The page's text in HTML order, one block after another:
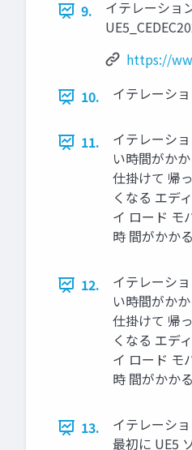
9.
イテレーショ
https://
10.
イテレーシ
11.
イテレーシ
い時間がか
仕掛けて 帰
くなる エデ
イ ロード モ
時 間がかかる
12.
イテレーシ
い時間がか
仕掛けて 帰
くなる エデ
イ ロード モ
時 間がかかる
13.
イテレーシ
最初に UE5